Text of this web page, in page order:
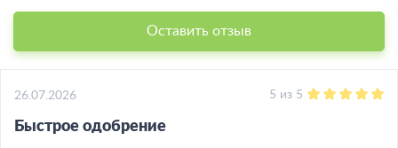
Оставить отзыв
26.07.2026 5 из 5
Быстрое одобрение